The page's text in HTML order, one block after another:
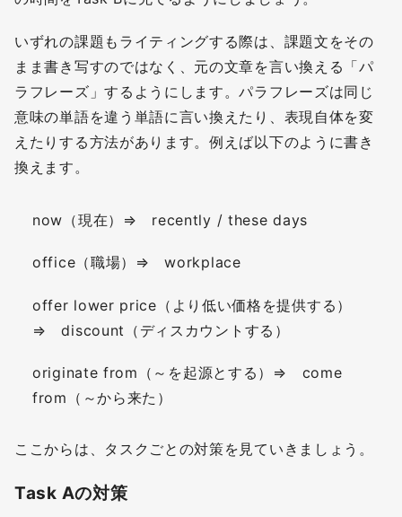
いずれの課題もライティングする際は、課題文をその
まま書き写すのではなく、元の文章を言い換える「パ
ラフレーズ」するようにします。パラフレーズは同じ
意味の単語を違う単語に言い換えたり、表現自体を変
えたりする方法があります。例えば以下のように書き
換えます。
now（現在）⇒ recently / these days
office（職場）⇒ workplace
offer lower price（より低い価格を提供する）
⇒ discount（ディスカウントする）
originate from（～を起源とする）⇒ come
from（～から来た）
ここからは、タスクごとの対策を見ていきましょう。
Task Aの対策